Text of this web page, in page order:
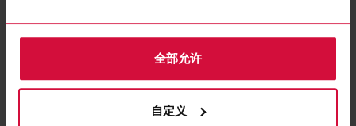
全部允许
自定义
加载更多
新一代的传感器和控制器电线